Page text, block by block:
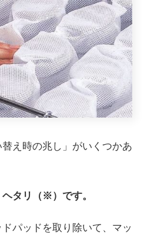
え時の兆し」がいくつかあ
タリ（※）です。
パッドを取り除いて、マッ